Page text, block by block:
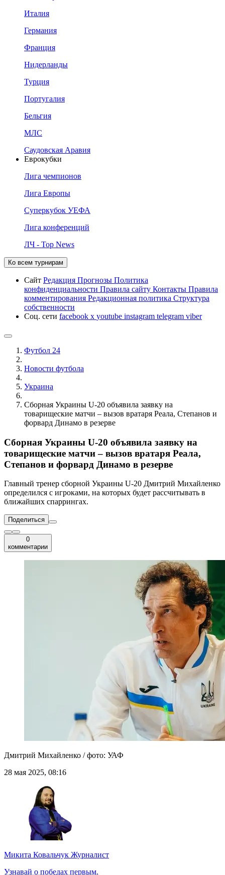
Италия
Германия
Франция
Нидерланды
Турция
Португалия
Бельгия
МЛС
Саудовская Аравия
Еврокубки
Лига чемпионов
Лига Европы
Суперкубок УЕФА
Лига конференций
ЛЧ - Top News
Ко всем турнирам
Сайт Редакция Прогнозы Политика
конфиденциальности Правила сайту Контакты Правила
комментирования Редакционная политика Структура
собственности
Соц. сети facebook x youtube instagram telegram viber
Футбол 24
Новости футбола
Украина
Сборная Украины U-20 объявила заявку на
товарищеские матчи – вызов вратаря Реала, Степанов и
форвард Динамо в резерве
Сборная Украины U-20 объявила заявку на
товарищеские матчи – вызов вратаря Реала,
Степанов и форвард Динамо в резерве
Главный тренер сборной Украины U-20 Дмитрий Михайленко
определился с игроками, на которых будет рассчитывать в
ближайших спаррингах.
Поделиться
0
комментарии
Дмитрий Михайленко / фото: УАФ
28 мая 2025, 08:16
Микита Ковальчук Журналист
Узнавай о победах первым.